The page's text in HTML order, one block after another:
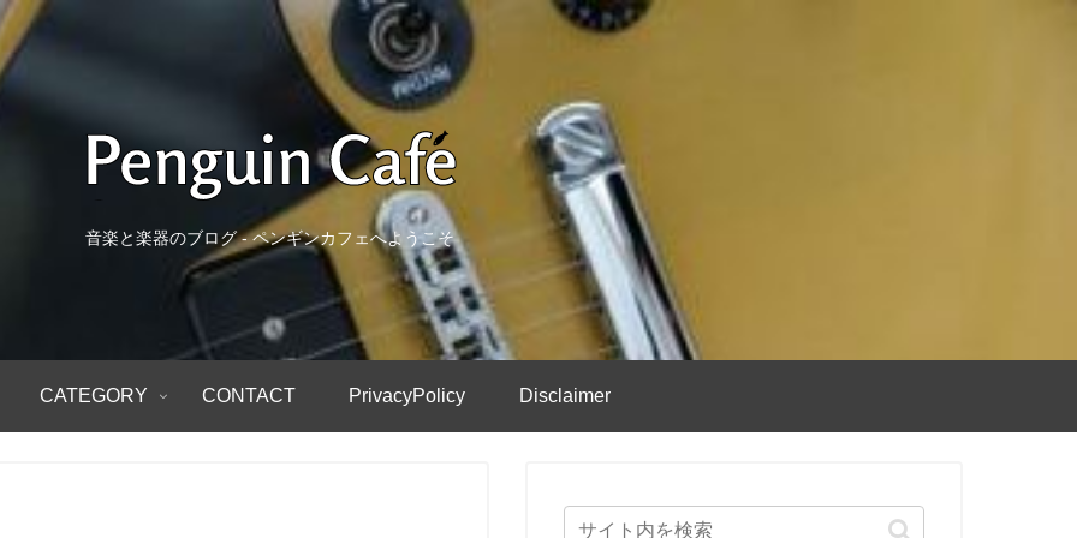
音楽と楽器のブログ - ペンギンカフェへようこそ
CATEGORY CONTACT PrivacyPolicy Disclaimer